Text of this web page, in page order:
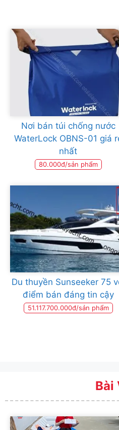
Nơi bán túi chống nước
WaterLock OBNS-01 giá
nhất
80.000đ/sản phẩm
Du thuyền Sunseeker 75
điểm bán đáng tin cậy
51.117.700.000đ/sản phẩm
Bài